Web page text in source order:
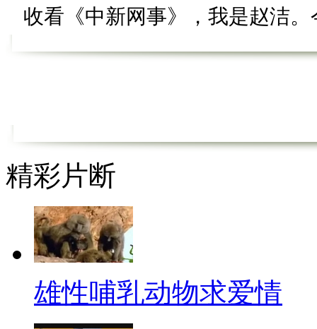
收看《中新网事》，我是赵洁
最近网络上流行一种“锁骨游
骨盛硬币的照片，随后，锁骨
场。最后的“榴莲哥”“完胜”！
摆摊游中国
西北农林科技大学的9名大学
用，“穷游”9个城市。不料，
精彩片断
雄性哺乳动物求爱情